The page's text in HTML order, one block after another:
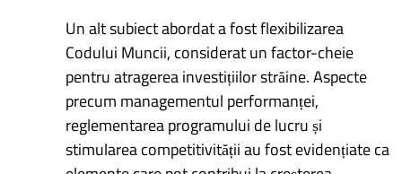
Un alt subiect abordat a fost flexibilizarea
Codului Muncii, considerat un factor-cheie
pentru atragerea investițiilor străine. Aspecte
precum managementul performanței,
reglementarea programului de lucru și
stimularea competitivității au fost evidențiate ca